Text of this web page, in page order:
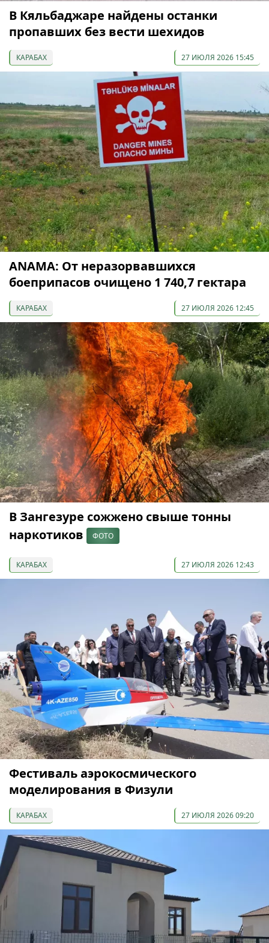
В Кяльбаджаре найдены останки
пропавших без вести шехидов
КАРАБАХ 27 ИЮЛЯ 2026 15:45
ANAMA: От неразорвавшихся
боеприпасов очищено 1 740,7 гектара
КАРАБАХ 27 ИЮЛЯ 2026 12:45
В Зангезуре сожжено свыше тонны
наркотиков
ФОТО
КАРАБАХ 27 ИЮЛЯ 2026 12:43
Фестиваль аэрокосмического
моделирования в Физули
КАРАБАХ 27 ИЮЛЯ 2026 09:20